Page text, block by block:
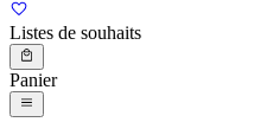
Listes de souhaits
Panier